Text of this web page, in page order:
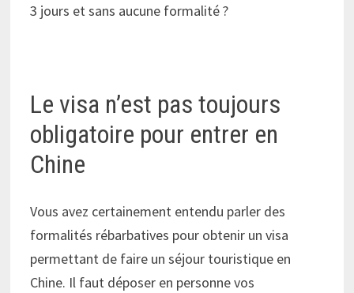
3 jours et sans aucune formalité ?
Le visa n’est pas toujours
obligatoire pour entrer en
Chine
Vous avez certainement entendu parler des
formalités rébarbatives pour obtenir un visa
permettant de faire un séjour touristique en
Chine. Il faut déposer en personne vos